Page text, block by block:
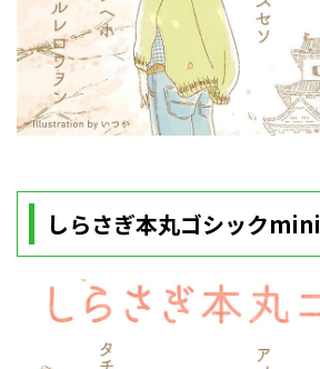
しらさぎ本丸ゴシックmini